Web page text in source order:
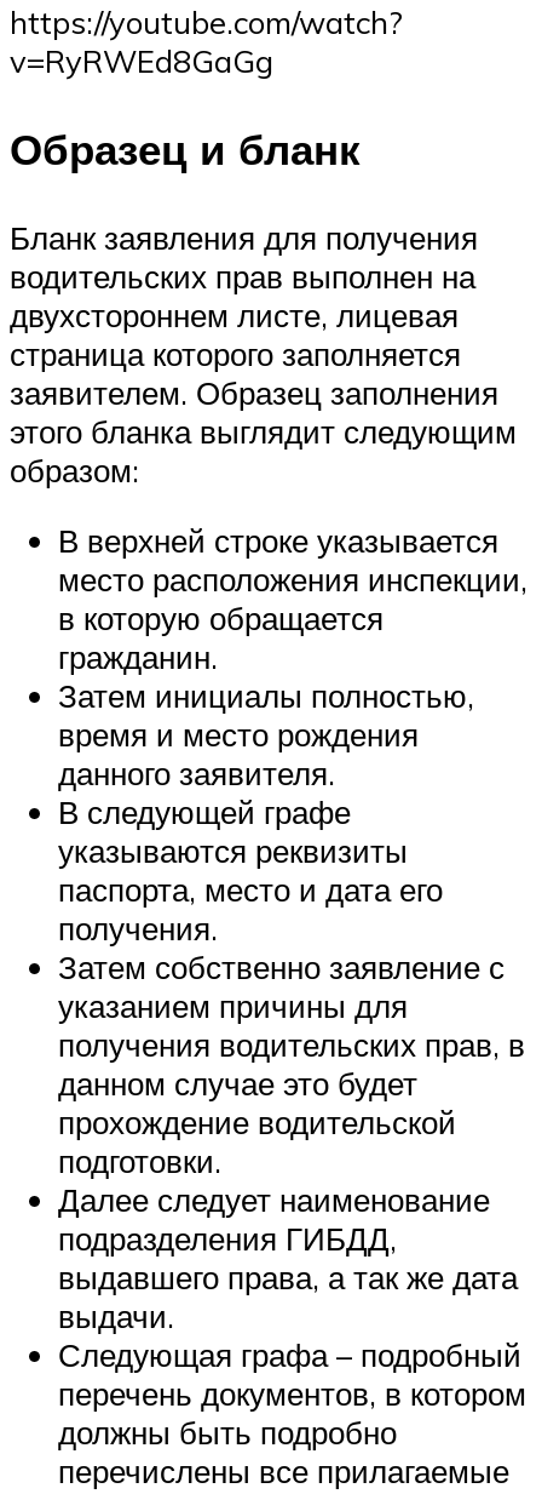
https://youtube.com/watch?
v=RyRWEd8GaGg
Образец и бланк
Бланк заявления для получения
водительских прав выполнен на
двухстороннем листе, лицевая
страница которого заполняется
заявителем. Образец заполнения
этого бланка выглядит следующим
образом:
В верхней строке указывается
место расположения инспекции,
в которую обращается
гражданин.
Затем инициалы полностью,
время и место рождения
данного заявителя.
В следующей графе
указываются реквизиты
паспорта, место и дата его
получения.
Затем собственно заявление с
указанием причины для
получения водительских прав, в
данном случае это будет
прохождение водительской
подготовки.
Далее следует наименование
подразделения ГИБДД,
выдавшего права, а так же дата
выдачи.
Следующая графа – подробный
перечень документов, в котором
должны быть подробно
перечислены все прилагаемые